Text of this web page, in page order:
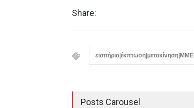
Share:
εισιτήρια|έκπτωση|μετακίνηση|ΜΜΕ
Posts Carousel